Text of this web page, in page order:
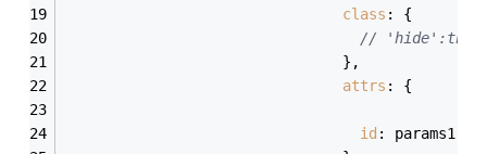
class : {
//
                                },
attrs : {
id :